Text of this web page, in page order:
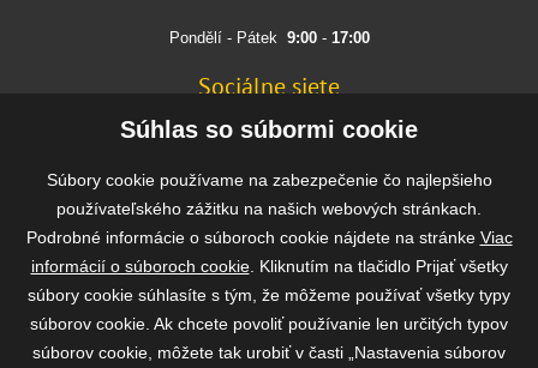
Pondělí - Pátek 9:00- 17:00
Sociálne siete
FACEBOOK
Rýchla a bezpečná platba
Súhlas so súbormi cookie
Súbory cookie používame na zabezpečenie čo najlepšieho
používateľského zážitku na našich webových stránkach.
Podrobné informácie o súboroch cookie nájdete na stránke Viac
informácií o súboroch cookie. Kliknutím na tlačidlo Prijať všetky
súbory cookie súhlasíte s tým, že môžeme používať všetky typy
súborov cookie. Ak chcete povoliť používanie len určitých typov
súborov cookie, môžete tak urobiť v časti „Nastavenia súborov